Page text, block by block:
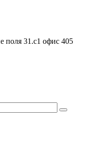
поля 31.с1 офис 405